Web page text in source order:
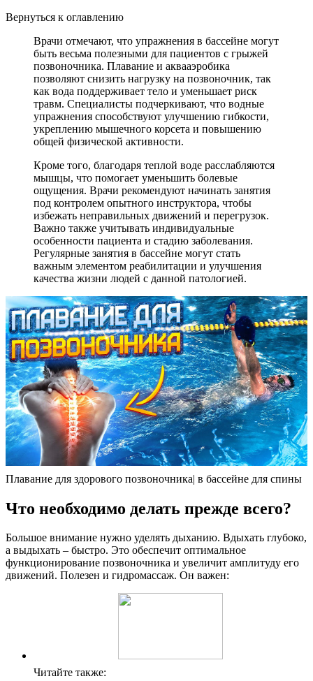
Вернуться к оглавлению
Врачи отмечают, что упражнения в бассейне могут
быть весьма полезными для пациентов с грыжей
позвоночника. Плавание и аквааэробика
позволяют снизить нагрузку на позвоночник, так
как вода поддерживает тело и уменьшает риск
травм. Специалисты подчеркивают, что водные
упражнения способствуют улучшению гибкости,
укреплению мышечного корсета и повышению
общей физической активности.
Кроме того, благодаря теплой воде расслабляются
мышцы, что помогает уменьшить болевые
ощущения. Врачи рекомендуют начинать занятия
под контролем опытного инструктора, чтобы
избежать неправильных движений и перегрузок.
Важно также учитывать индивидуальные
особенности пациента и стадию заболевания.
Регулярные занятия в бассейне могут стать
важным элементом реабилитации и улучшения
качества жизни людей с данной патологией.
Плавание для здорового позвоночника| в бассейне для спины
Что необходимо делать прежде всего?
Большое внимание нужно уделять дыханию. Вдыхать глубоко,
а выдыхать – быстро. Это обеспечит оптимальное
функционирование позвоночника и увеличит амплитуду его
движений. Полезен и гидромассаж. Он важен:
Читайте также: